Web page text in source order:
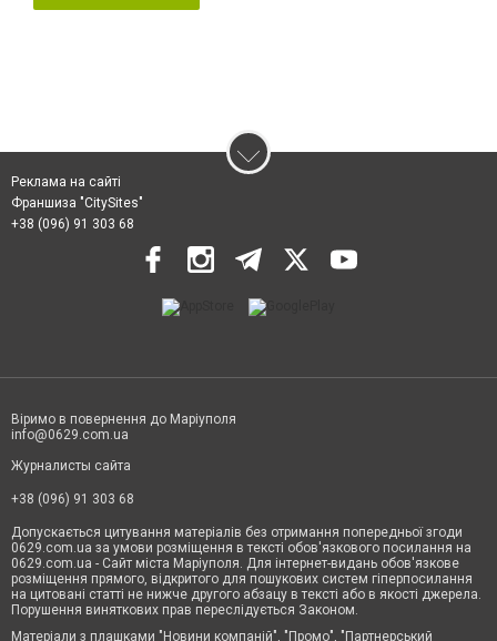
Реклама на сайті
Франшиза "CitySites"
+38 (096) 91 303 68
Віримо в повернення до Маріуполя
info@0629.com.ua
Журналисты сайта
+38 (096) 91 303 68
Допускається цитування матеріалів без отримання попередньої згоди
0629.com.ua за умови розміщення в тексті обов'язкового посилання на
0629.com.ua - Сайт міста Маріуполя. Для інтернет-видань обов'язкове
розміщення прямого, відкритого для пошукових систем гіперпосилання
на цитовані статті не нижче другого абзацу в тексті або в якості джерела.
Порушення виняткових прав переслідується Законом.
Матеріали з плашками "Новини компаній", "Промо", "Партнерський